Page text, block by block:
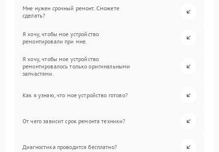
Мне нужен срочный ремонт. Сможете
сделать?
Я хочу, чтобы мое устройство
ремонтировали при мне.
Я хочу, чтобы мое устройство
ремонтировалось только оригинальными
запчастями.
Как я узнаю, что мое устройство готово?
От чего зависит срок ремонта техники?
Диагностика проводится бесплатно?